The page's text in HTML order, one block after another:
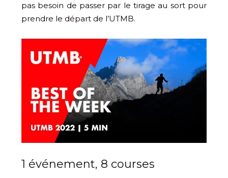
pas besoin de passer par le tirage au sort pour
prendre le départ de l’UTMB.
1 événement, 8 courses